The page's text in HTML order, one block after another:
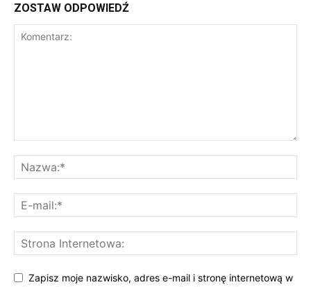
ZOSTAW ODPOWIEDŹ
Zapisz moje nazwisko, adres e-mail i stronę internetową w